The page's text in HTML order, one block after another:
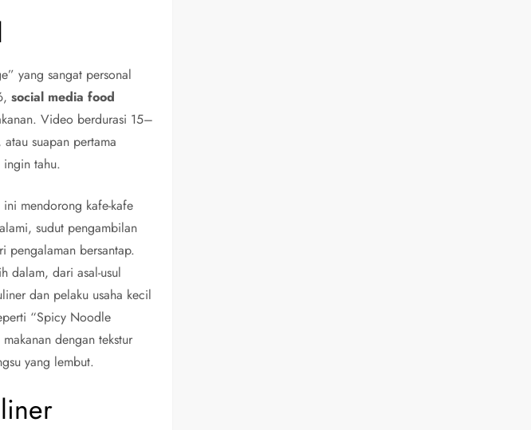
yang sangat personal
social media food
Video berdurasi 15–
suapan pertama
ingin tahu.
mendorong kafe-kafe
sudut pengambilan
pengalaman bersantap.
dalam, dari asal-usul
dan pelaku usaha kecil
“Spicy Noodle
dengan tekstur
yang lembut.